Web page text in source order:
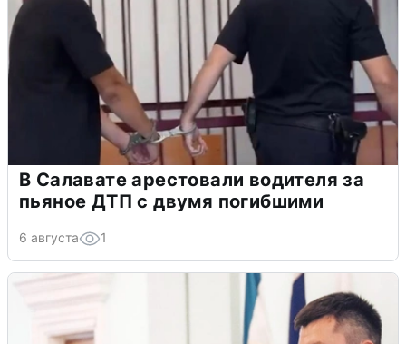
В Салавате арестовали водителя за
пьяное ДТП с двумя погибшими
6 августа 1